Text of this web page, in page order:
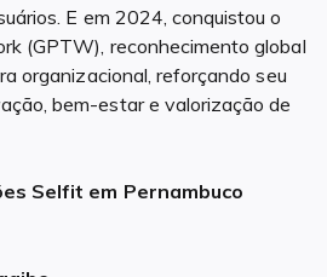
E em 2024, conquistou o
(GPTW), reconhecimento global
organizacional, reforçando seu
bem-estar e valorização de
Selfit em Pernambuco